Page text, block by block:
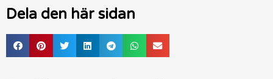
Dela den här sidan